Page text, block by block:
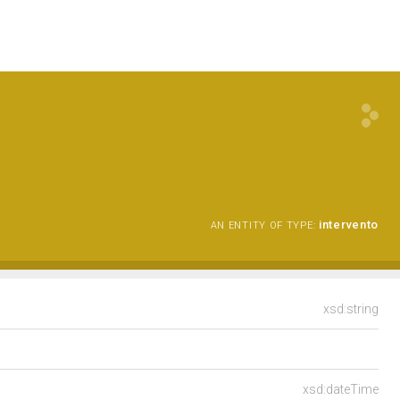
AN ENTITY OF TYPE: intervento
xsd:string
xsd:dateTime